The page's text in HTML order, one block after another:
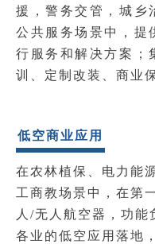
援，警务交管，城乡
公共服务场景中，提
行服务和解决方案；
训、定制改装、商业
低空商业应用
在农林植保、电力能
工商教场景中，在第
人/无人航空器，功能
各业的低空应用落地